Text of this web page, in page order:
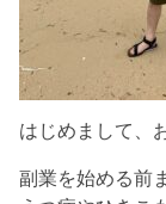
はじめまして、
副業を始める前